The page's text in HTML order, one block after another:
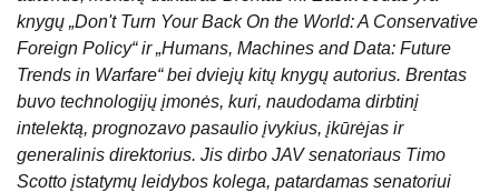
knygų „Don't Turn Your Back On the World: A Conservative
Foreign Policy“ ir „Humans, Machines and Data: Future
Trends in Warfare“ bei dviejų kitų knygų autorius. Brentas
buvo technologijų įmonės, kuri, naudodama dirbtinį
intelektą, prognozavo pasaulio įvykius, įkūrėjas ir
generalinis direktorius. Jis dirbo JAV senatoriaus Timo
Scotto įstatymų leidybos kolega, patardamas senatoriui